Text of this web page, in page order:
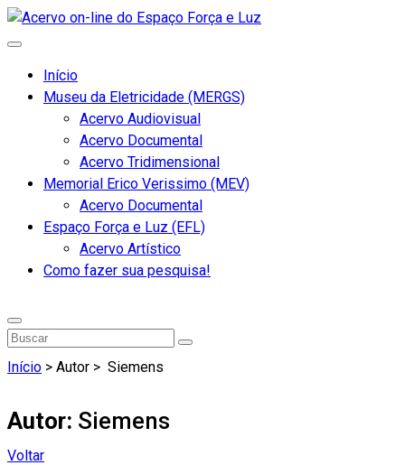
Início
Museu da Eletricidade (MERGS)
Acervo Audiovisual
Acervo Documental
Acervo Tridimensional
Memorial Erico Verissimo (MEV)
Acervo Documental
Espaço Força e Luz (EFL)
Acervo Artístico
Como fazer sua pesquisa!
Início > Autor > Siemens
Autor: Siemens
Voltar